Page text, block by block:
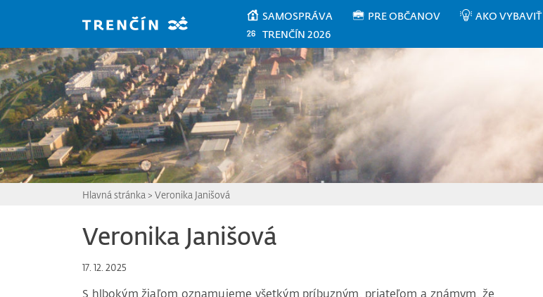
SAMOSPRÁVA PRE OBČANOV AKO VYBAVIŤ
TRENČÍN 2026
Hlavná stránka > Veronika Janišová
Veronika Janišová
17. 12. 2025
S hlbokým žiaľom oznamujeme všetkým príbuzným, priateľom a známym, že